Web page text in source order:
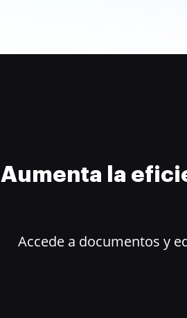
Aumenta la
Accede a documentos y